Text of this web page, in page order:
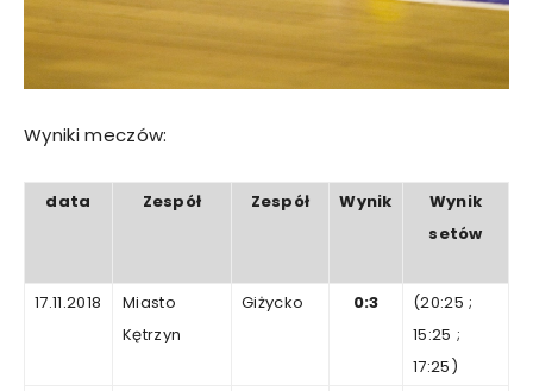
Wyniki meczów:
data Zespół Zespół Wynik
Wynik
setów
17.11.2018
Miasto
Kętrzyn
Giżycko 0:3 (20:25 ;
15:25 ;
17:25)